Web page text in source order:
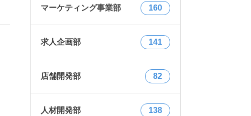
マーケティング事業部 160
求人企画部 141
店舗開発部 82
人材開発部 138